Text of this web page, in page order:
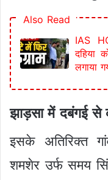
Also Read
IAS
दहिया
लगाया
झाड़सा में दबंगई से
इसके अतिरिक्त
शमशेर उर्फ समय